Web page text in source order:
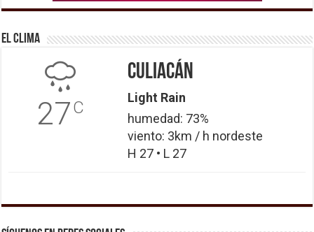
El Clima
27C
Culiacán
Light Rain
humedad: 73%
viento: 3km / h nordeste
H 27 • L 27